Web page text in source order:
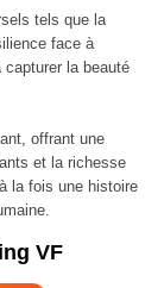
tels que la
face à
capturer la beauté
offrant une
et la richesse
la fois une histoire
VF